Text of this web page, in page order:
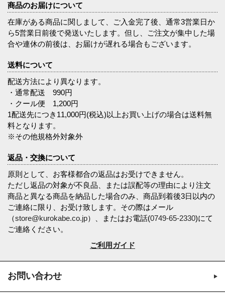
商品のお届けについて
在庫がある商品に関しまして、ご入金完了後、通常3営業日か
ら5営業日前後で発送いたします。但し、ご注文が集中した場
合や連休の前後は、お届けが遅れる場合もございます。
送料について
配送方法により異なります。
・通常配送 990円
・クール便 1,200円
1配送先につき11,000円(税込)以上お買い上げの場合は送料無
料となります。
※その他規格外対象外
返品・交換について
原則として、お客様都合の返品はお受けできません。
ただし返品の対象が不良品、または誤配等の理由により注文
商品と異なる商品を納品した場合のみ、商品到着後3日以内の
ご連絡に限り、お受け致します。その際はメール
（store@kurokabe.co.jp）、またはお電話(0749-65-2330)にて
ご連絡ください。
ご利用ガイド
お問い合わせ